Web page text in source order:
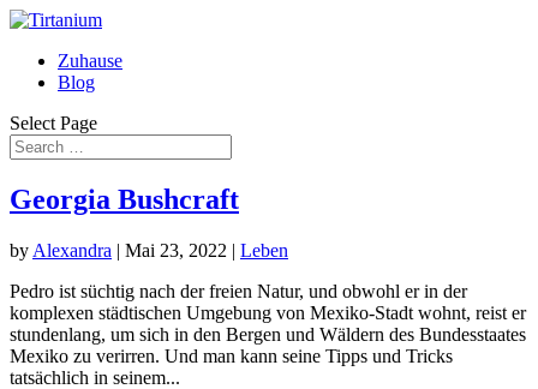
Zuhause
Blog
Select Page
Georgia Bushcraft
by Alexandra | Mai 23, 2022 | Leben
Pedro ist süchtig nach der freien Natur, und obwohl er in der
komplexen städtischen Umgebung von Mexiko-Stadt wohnt, reist er
stundenlang, um sich in den Bergen und Wäldern des Bundesstaates
Mexiko zu verirren. Und man kann seine Tipps und Tricks
tatsächlich in seinem...